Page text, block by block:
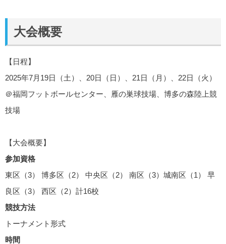
大会概要
【日程】
2025年7月19日（土）、20日（日）、21日（月）、22日（火）
＠福岡フットボールセンター、雁の巣球技場、博多の森陸上競
技場
【大会概要】
参加資格
東区（3） 博多区（2） 中央区（2） 南区（3）城南区（1） 早
良区（3） 西区（2）計16校
競技方法
トーナメント形式
時間